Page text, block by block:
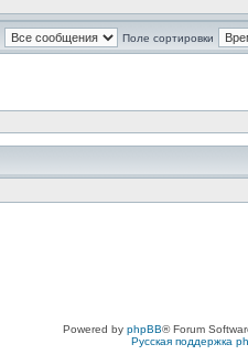
Поле сортировки
Powered by phpBB® Forum
Русская поддержка